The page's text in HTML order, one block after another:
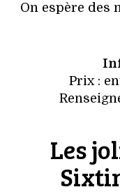
On espère des
Prix :
Les